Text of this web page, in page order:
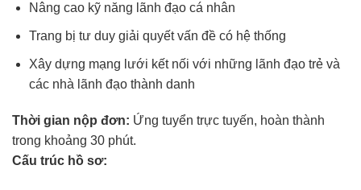
Nâng cao kỹ năng lãnh đạo cá nhân
Trang bị tư duy giải quyết vấn đề có hệ thống
Xây dựng mạng lưới kết nối với những lãnh đạo trẻ và
các nhà lãnh đạo thành danh
Thời gian nộp đơn: Ứng tuyển trực tuyến, hoàn thành
trong khoảng 30 phút.
Cấu trúc hồ sơ: